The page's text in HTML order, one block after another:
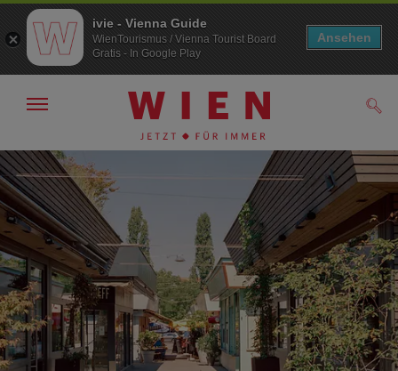
Zur
Navigation
Zum
Inhalt
Navigation
ivie - Vienna Guide
WienTourismus / Vienna Tourist Board
Gratis - In Google Play
Ansehen